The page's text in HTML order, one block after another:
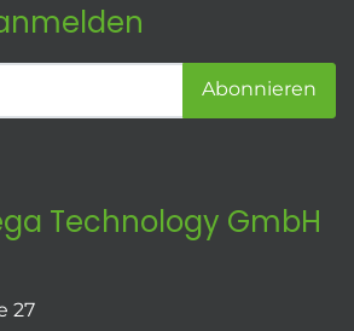
Abonnieren
Technology GmbH
27